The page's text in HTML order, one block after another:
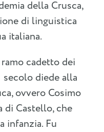
della Crusca,
di linguistica
italiana.
cadetto dei
diede alla
ovvero Cosimo
di Castello, che
infanzia. Fu